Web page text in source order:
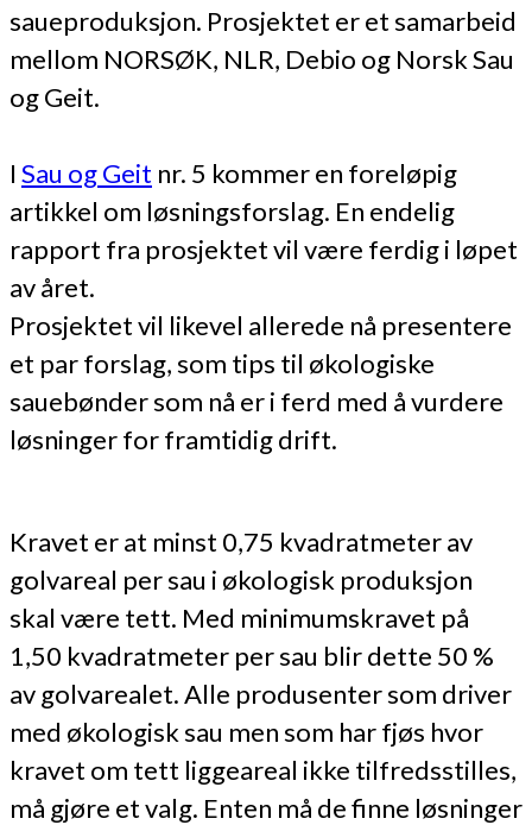
saueproduksjon. Prosjektet er et samarbeid
mellom NORSØK, NLR, Debio og Norsk Sau
og Geit.
I Sau og Geit nr. 5 kommer en foreløpig
artikkel om løsningsforslag. En endelig
rapport fra prosjektet vil være ferdig i løpet
av året.
Prosjektet vil likevel allerede nå presentere
et par forslag, som tips til økologiske
sauebønder som nå er i ferd med å vurdere
løsninger for framtidig drift.
Kravet er at minst 0,75 kvadratmeter av
golvareal per sau i økologisk produksjon
skal være tett. Med minimumskravet på
1,50 kvadratmeter per sau blir dette 50 %
av golvarealet. Alle produsenter som driver
med økologisk sau men som har fjøs hvor
kravet om tett liggeareal ikke tilfredsstilles,
må gjøre et valg. Enten må de finne løsninger